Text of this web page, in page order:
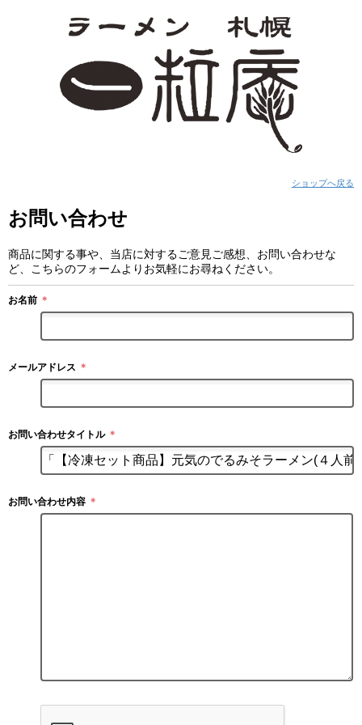
ショップへ戻る
お問い合わせ
商品に関する事や、当店に対するご意見ご感想、お問い合わせな
ど、こちらのフォームよりお気軽にお尋ねください。
お名前 ＊
メールアドレス ＊
お問い合わせタイトル ＊
お問い合わせ内容 ＊